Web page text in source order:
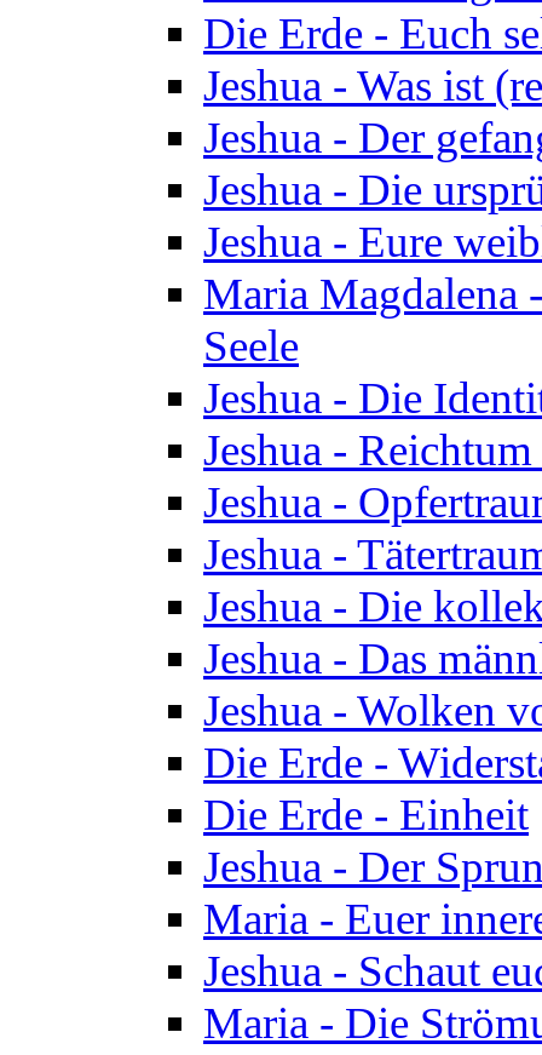
Die Erde - Euch
Jeshua - Was ist
Jeshua - Der
Jeshua - Die
Jeshua - Eure
Maria Magdalena
Seele
Jeshua - Die
Jeshua -
Jeshua -
Jeshua -
Jeshua - Die
Jeshua - Das
Jeshua - Wolken
Die Erde -
Die Erde - Einheit
Jeshua - Der
Maria - Euer
Jeshua - Schaut
Maria - Die